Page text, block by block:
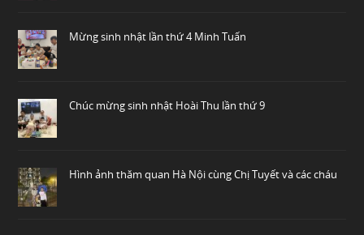
Mừng sinh nhật lần thứ 4 Minh Tuấn
Chúc mừng sinh nhật Hoài Thu lần thứ 9
Hình ảnh thăm quan Hà Nội cùng Chị Tuyết và các cháu